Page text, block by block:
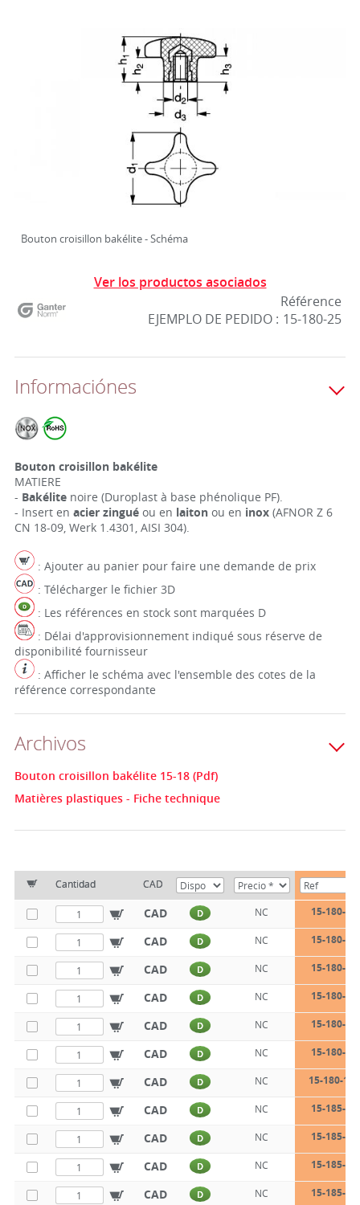
Bouton croisillon bakélite - Schéma
Ver los productos asociados
EJEMPLO DE PEDIDO :
Référence
15-180-25
Informaciónes
Bouton croisillon bakélite
MATIERE
- Bakélitenoire (Duroplast à base phénolique PF).
- Insert en acier zinguéou en laitonou en inox(AFNOR Z 6
CN 18-09, Werk 1.4301, AISI 304).
: Ajouter au panier pour faire une demande de prix
: Télécharger le fichier 3D
: Les références en stock sont marquées D
: Délai d'approvisionnement indiqué sous réserve de
disponibilité fournisseur
: Afficher le schéma avec l'ensemble des cotes de la
référence correspondante
Archivos
Bouton croisillon bakélite 15-18 (Pdf)
Matières plastiques - Fiche technique
Cantidad CAD
CAD D NC 15-180-25
CAD D NC 15-180-32
CAD D NC 15-180-40
CAD D NC 15-180-50
CAD D NC 15-180-63
CAD D NC 15-180-80
CAD D NC 15-180-100
CAD D NC 15-185-20
CAD D NC 15-185-25
CAD D NC 15-185-32
CAD D NC 15-185-40